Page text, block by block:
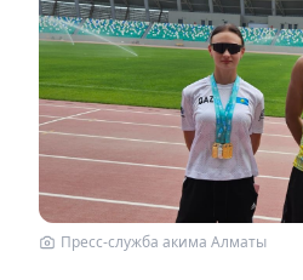
Пресс-служба акима Алматы